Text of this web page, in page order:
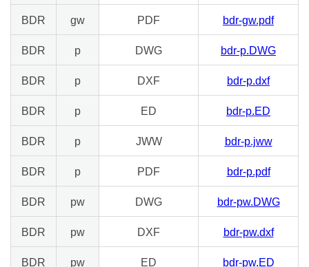
BDR gw PDF bdr-gw.pdf
BDR p DWG bdr-p.DWG
BDR p DXF bdr-p.dxf
BDR p ED bdr-p.ED
BDR p JWW bdr-p.jww
BDR p PDF bdr-p.pdf
BDR pw DWG bdr-pw.DWG
BDR pw DXF bdr-pw.dxf
BDR pw ED bdr-pw.ED